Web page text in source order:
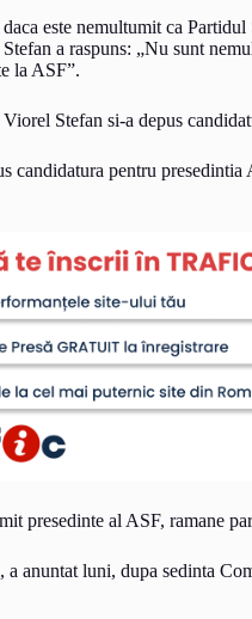
este nemultumit ca
a raspuns: „Nu sunt
la ASF”.
Stefan si-a depus
candidatura pentru
presedinte al ASF, ramane
anuntat luni, dupa sedinta